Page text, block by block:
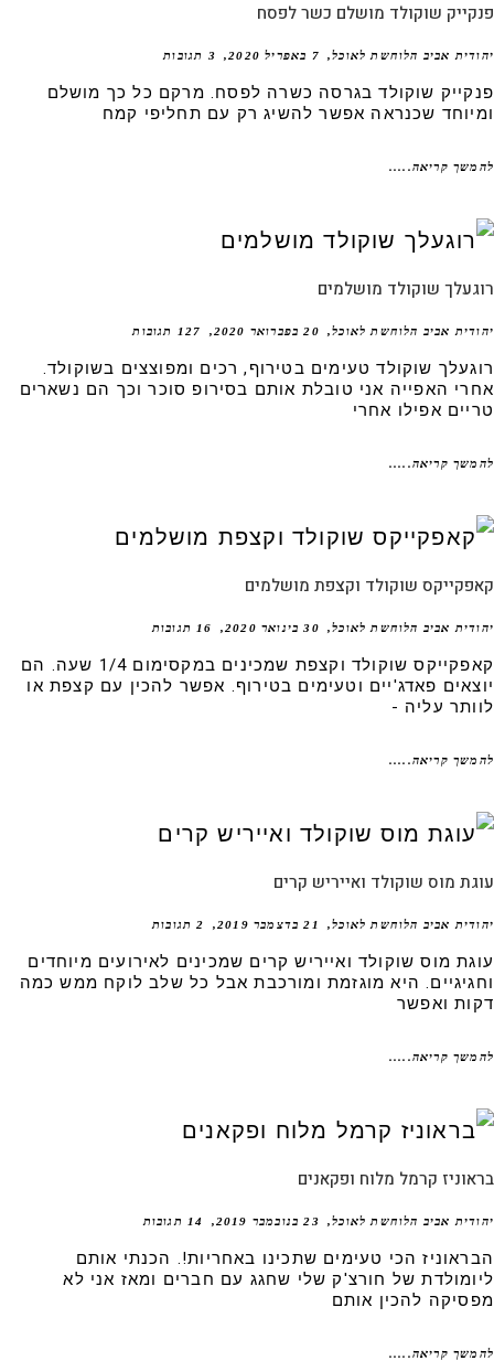
שוקולד מושלם כשר לפסח
אביב הלוחשת לאוכל 7 באפריל 2020 3 תגובות
שוקולד בגרסה כשרה לפסח. מרקם כל כך מושלם
שכנראה אפשר להשיג רק עם תחליפי קמח
קריאה.....
שוקולד מושלמים
אביב הלוחשת לאוכל 20 בפברואר 2020 127 תגובות
שוקולד טעימים בטירוף, רכים ומפוצצים בשוקולד.
האפייה אני טובלת אותם בסירופ סוכר וכך הם נשארים
אפילו אחרי
קריאה.....
שוקולד וקצפת מושלמים
אביב הלוחשת לאוכל 30 בינואר 2020 16 תגובות
קאפקייקס שוקולד וקצפת שמכינים במקסימום 1/4 שעה. הם
פאדג'יים וטעימים בטירוף. אפשר להכין עם קצפת או
עליה -
קריאה.....
מוס שוקולד ואייריש קרים
אביב הלוחשת לאוכל 21 בדצמבר 2019 2 תגובות
מוס שוקולד ואייריש קרים שמכינים לאירועים מיוחדים
היא מוגזמת ומורכבת אבל כל שלב לוקח ממש כמה
ואפשר
קריאה.....
קרמל מלוח ופקאנים
אביב הלוחשת לאוכל 23 בנובמבר 2019 14 תגובות
הכי טעימים שתכינו באחריות!. הכנתי אותם
של חורצ'ק שלי שחגג עם חברים ומאז אני לא
להכין אותם
קריאה.....